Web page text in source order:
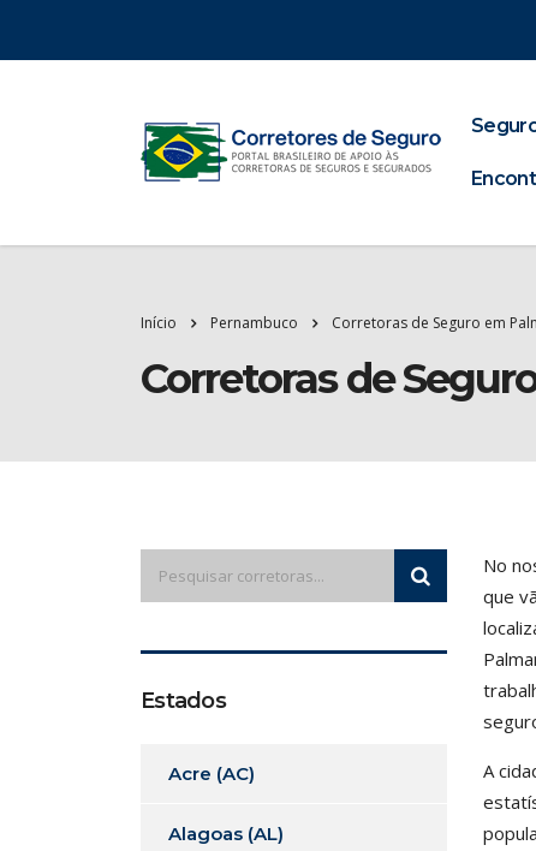
Início Pernambuco Corretoras de Seguro em
Corretoras de
No
que
A
Estados
Acre (AC)
Alagoas (AL)